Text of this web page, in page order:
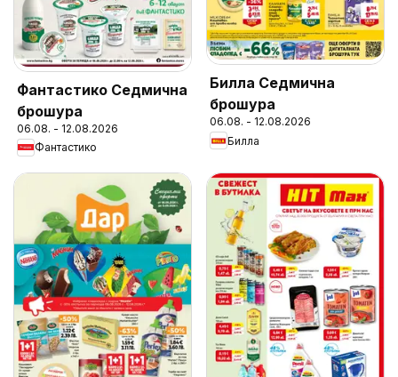
Фантастико Седмична
брошура
06.08. - 12.08.2026
Фантастико
Билла Седмична
брошура
06.08. - 12.08.2026
Билла